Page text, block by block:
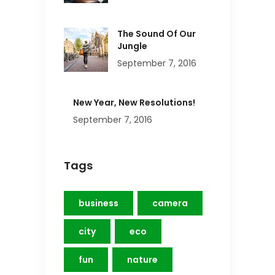
The Sound Of Our
Jungle
September 7, 2016
New Year, New Resolutions!
September 7, 2016
Tags
business camera
city eco
fun nature